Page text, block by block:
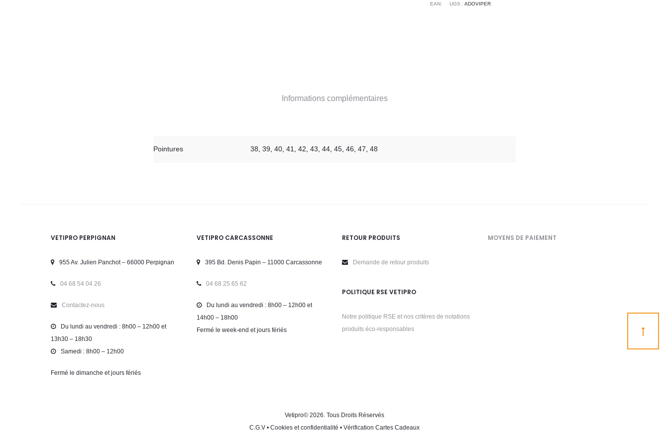
Design
EAN: UGS : ADOVIPER
Informations complémentaires
Pointures 38 39, 40, 41 42 43 44, 45, 46 47 48
VETIPRO PERPIGNAN
955 Av. Julien Panchot – 66000 Perpignan
04 68 54 04 26
Contactez-nous
Du lundi au vendredi : 8h00 – 12h00 et
13h30 – 18h30
Samedi : 8h00 – 12h00
Fermé le dimanche et jours fériés
VETIPRO CARCASSONNE
395 Bd. Denis Papin – 11000 Carcassonne
04 68 25 65 62
Du lundi au vendredi : 8h00 – 12h00 et
14h00 – 18h00
Fermé le week-end et jours fériés
RETOUR PRODUITS
Demande de retour produits
POLITIQUE RSE VETIPRO
Notre politique RSE et nos critères de notations
produits éco-responsables
MOYENS DE PAIEMENT
Vetipro© 2026. Tous Droits Réservés
C.G.V • Cookies et confidentialité • Vérification Cartes Cadeaux